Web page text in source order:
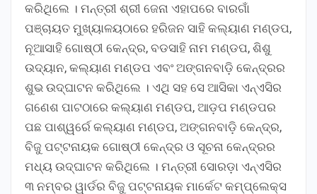
କରିଥିଲେ । ମନ୍ତ୍ରୀ ଶ୍ରୀ ଜେନା ଏହାପରେ ବାରଗାଁ
ପଞ୍ଚାୟତ ମୁଖ୍ୟାଳୟଠାରେ ହରିଜନ ସାହି କଲ୍ୟାଣ ମଣ୍ଡପ,
ନୂଆସାହି ଗୋଷ୍ଠୀ କେନ୍ଦ୍ର, ବଡସାହି ନାମ ମଣ୍ଡପ, ଶିଶୁ
ଉଦ୍ୟାନ, କଲ୍ୟାଣ ମଣ୍ଡପ ଏବଂ ଅଙ୍ଗନବାଡ଼ି କେନ୍ଦ୍ରର
ଶୁଭ ଉଦ୍‌ଘାଟନ କରିଥିଲେ । ଏଥି ସହ ସେ ଆସିକା ଏନ୍‌ଏସିର
ଗଣେଶ ପାଟଠାରେ କଲ୍ୟାଣ ମଣ୍ଡପ, ଆଡ଼ପ ମଣ୍ଡପର
ପଛ ପାଶ୍ୱର୍ରେ କଲ୍ୟାଣ ମଣ୍ଡପ, ଅଙ୍ଗନବାଡ଼ି କେନ୍ଦ୍ର,
ବିଜୁ ପଟ୍ଟନାୟକ ଗୋଷ୍ଠୀ କେନ୍ଦ୍ର ଓ ସୂଚନା କେନ୍ଦ୍ରର
ମଧ୍ୟ ଉଦ୍‌ଘାଟନ କରିଥିଲେ । ମନ୍ତ୍ରୀ ସୋରଡ଼ା ଏନ୍‌ଏସିର
୩ ନମ୍ବର ୱାର୍ଡର ବିଜୁ ପଟ୍ଟନାୟକ ମାର୍କେଟ କମ୍ପ୍ଲେକ୍ସ